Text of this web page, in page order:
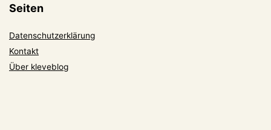
Seiten
Datenschutzerklärung
Kontakt
Über kleveblog